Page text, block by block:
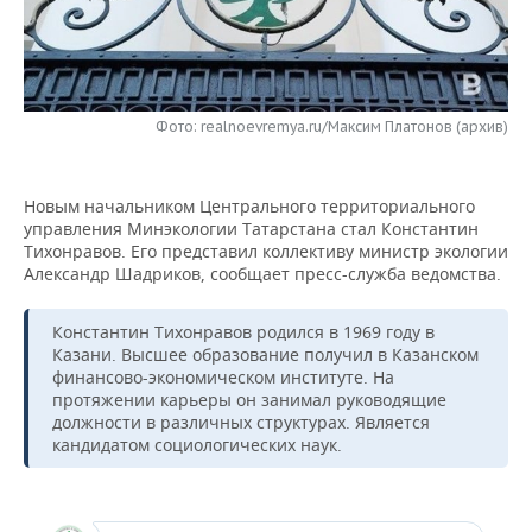
НЕФТЕХИМИЯ
НЕФТЬ
ОПК
РОЗНИЧНАЯ ТОРГОВЛЯ
ТРАНСПОРТ
НОВОСТИ ТЕХНОЛОГИЙ
IT
ТЕЛЕКОММУНИКАЦИИ
МЕРОПРИЯТИЯ
НОВОСТИ МЕРОПРИЯТИЙ
БИЗНЕС-БРАНЧИ
ONLINE-КОНФЕРЕНЦИИ
СПОРТ
ФУТБОЛ
ХОККЕЙ
ВОЛЕЙБОЛ
КИБЕРСПОРТ
НОВОСТИ ОБЩЕСТВА
ВЛАСТЬ
ИСТОРИЯ
КУЛЬТУРА
ФОТОГАЛЕРЕЯ
СЮЖЕТЫ
СПРАВОЧНИК
СПИСОК ПЕРСОН
СПИСОК КОМПАНИЙ
ПОЛНАЯ ВЕРСИЯ
Фото: realnoevremya.ru/Максим Платонов (архив)
Новым начальником Центрального территориального
управления Минэкологии Татарстана стал Константин
Тихонравов. Его представил коллективу министр экологии
Александр Шадриков, сообщает пресс-служба ведомства.
Константин Тихонравов родился в 1969 году в
Казани. Высшее образование получил в Казанском
финансово-экономическом институте. На
протяжении карьеры он занимал руководящие
должности в различных структурах. Является
кандидатом социологических наук.